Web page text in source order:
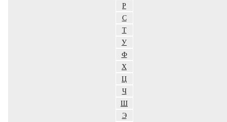
Р
С
Т
У
Ф
Х
Ц
Ч
Ш
Э